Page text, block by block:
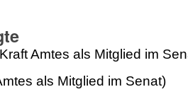
Amtes als Mitglied im
als Mitglied im Senat)